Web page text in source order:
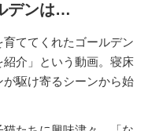
デンは…
ててくれたゴールデン
介」という動画。寝床
駆け寄るシーンから始